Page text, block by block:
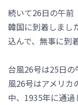
続いて26日の午前
韓国に到着しまし
込んで、無事に到
台風26号は25日
風26号はアメリカ
中、1935年に通